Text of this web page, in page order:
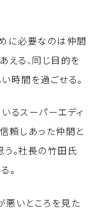
に必要なのは仲間
える、同じ目的を
時間を過ごせる。
るスーパーエディ
頼しあった仲間と
。社長の竹田氏
。
悪いところを見た